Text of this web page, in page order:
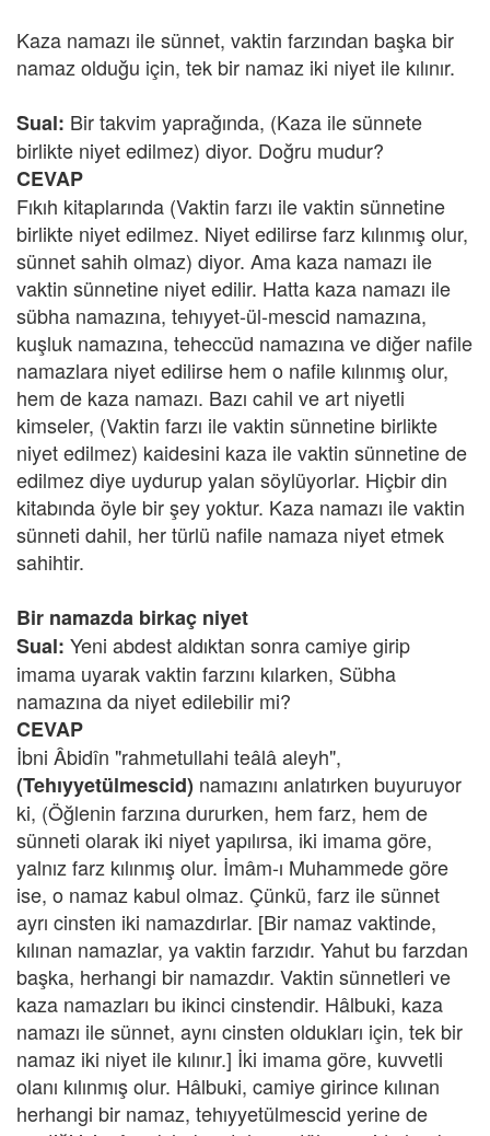
Kaza namazı ile sünnet, vaktin farzından başka bir
namaz olduğu için, tek bir namaz iki niyet ile kılınır.
Sual: Bir takvim yaprağında, (Kaza ile sünnete
birlikte niyet edilmez) diyor. Doğru mudur?
CEVAP
Fıkıh kitaplarında (Vaktin farzı ile vaktin sünnetine
birlikte niyet edilmez. Niyet edilirse farz kılınmış olur,
sünnet sahih olmaz) diyor. Ama kaza namazı ile
vaktin sünnetine niyet edilir. Hatta kaza namazı ile
sübha namazına, tehıyyet-ül-mescid namazına,
kuşluk namazına, teheccüd namazına ve diğer nafile
namazlara niyet edilirse hem o nafile kılınmış olur,
hem de kaza namazı. Bazı cahil ve art niyetli
kimseler, (Vaktin farzı ile vaktin sünnetine birlikte
niyet edilmez) kaidesini kaza ile vaktin sünnetine de
edilmez diye uydurup yalan söylüyorlar. Hiçbir din
kitabında öyle bir şey yoktur. Kaza namazı ile vaktin
sünneti dahil, her türlü nafile namaza niyet etmek
sahihtir.
Bir namazda birkaç niyet
Sual: Yeni abdest aldıktan sonra camiye girip
imama uyarak vaktin farzını kılarken, Sübha
namazına da niyet edilebilir mi?
CEVAP
İbni Âbidîn "rahmetullahi teâlâ aleyh",
(Tehıyyetülmescid) namazını anlatırken buyuruyor
ki, (Öğlenin farzına dururken, hem farz, hem de
sünneti olarak iki niyet yapılırsa, iki imama göre,
yalnız farz kılınmış olur. İmâm-ı Muhammede göre
ise, o namaz kabul olmaz. Çünkü, farz ile sünnet
ayrı cinsten iki namazdırlar. [Bir namaz vaktinde,
kılınan namazlar, ya vaktin farzıdır. Yahut bu farzdan
başka, herhangi bir namazdır. Vaktin sünnetleri ve
kaza namazları bu ikinci cinstendir. Hâlbuki, kaza
namazı ile sünnet, aynı cinsten oldukları için, tek bir
namaz iki niyet ile kılınır.] İki imama göre, kuvvetli
olanı kılınmış olur. Hâlbuki, camiye girince kılınan
herhangi bir namaz, tehıyyetülmescid yerine de